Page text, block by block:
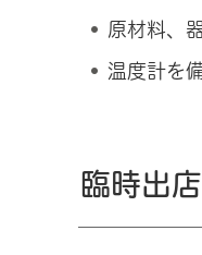
原材料、
温度計を
臨時出